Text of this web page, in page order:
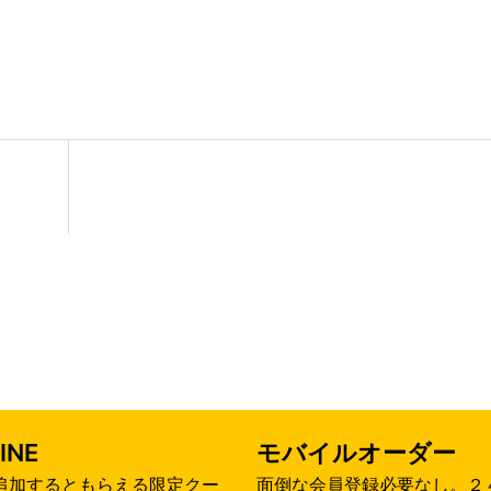
加するともらえる限定クー
モバイルオーダー
面倒な会員登録必要なし。２